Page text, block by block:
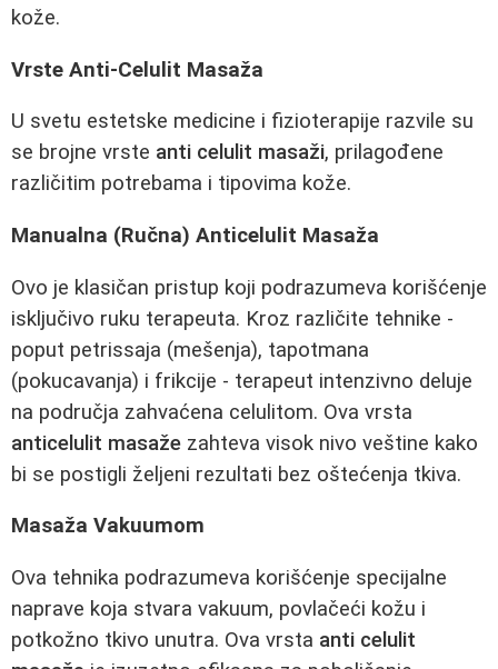
kože.
Vrste Anti-Celulit Masaža
U svetu estetske medicine i fizioterapije razvile su
se brojne vrste anti celulit masaži, prilagođene
različitim potrebama i tipovima kože.
Manualna (Ručna) Anticelulit Masaža
Ovo je klasičan pristup koji podrazumeva korišćenje
isključivo ruku terapeuta. Kroz različite tehnike -
poput petrissaja (mešenja), tapotmana
(pokucavanja) i frikcije - terapeut intenzivno deluje
na područja zahvaćena celulitom. Ova vrsta
anticelulit masaže zahteva visok nivo veštine kako
bi se postigli željeni rezultati bez oštećenja tkiva.
Masaža Vakuumom
Ova tehnika podrazumeva korišćenje specijalne
naprave koja stvara vakuum, povlačeći kožu i
potkožno tkivo unutra. Ova vrsta anti celulit